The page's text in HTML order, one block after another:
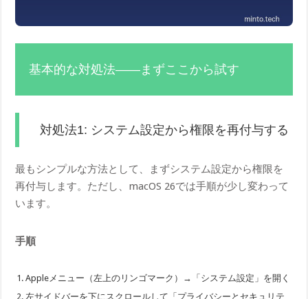
基本的な対処法——まずここから試す
対処法1: システム設定から権限を再付与する
最もシンプルな方法として、まずシステム設定から権限を
再付与します。ただし、macOS 26では手順が少し変わって
います。
手順
Appleメニュー（左上のリンゴマーク）→「システム設定」を開く
左サイドバーを下にスクロールして「プライバシーとセキュリテ